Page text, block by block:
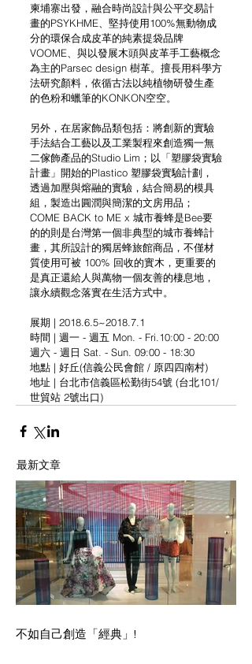
柬埔寨出發，融合時尚設計與公平交易計
畫的PSYKHME、堅持使用100%無動物成
分的環保合成皮革的純素提袋品牌
VOOME、與以發展木頭與皮革手工藝概念
為主的Parsec design 樹革。擅長用科學方
法研究顏料，依循古法以純植物研發生產
的色粉和蠟筆的KONKON空空。
另外，在居家飾品類包括：將創新的實驗
手法結合工藝以及工業製程來創造獨一無
二傢飾產品的Studio Lim；以「塑膠袋實驗
計畫」開始的Plastico 塑膠袋實驗計劃，
透過加壓與熔融的實驗，結合簡易的模具
組，製造出圓潤與簡潔的文房用品；
COME BACK to ME x 城市養蜂是Bee要
的的則是台灣第一個非典型的城市養蜂計
畫，其所設計的獨居蜂旅館商品，不僅材
質使用可被 100% 回收的實木，更重要的
是真正還給人與萬物一個友善的棲息地，
讓永續觀念落實在生活方式中。
展期 | 2018.6.5~2018.7.1
時間 | 週一 - 週五 Mon. - Fri.10:00 - 20:00
週六 - 週日 Sat. - Sun. 09:00 - 18:30
地點 | 好丘(信義公民會館 / 原四四南村)
地址 | 台北市信義區松勤街54號 (台北101/
世貿站 2號出口)
最新文章
不如自己創造「經典」!